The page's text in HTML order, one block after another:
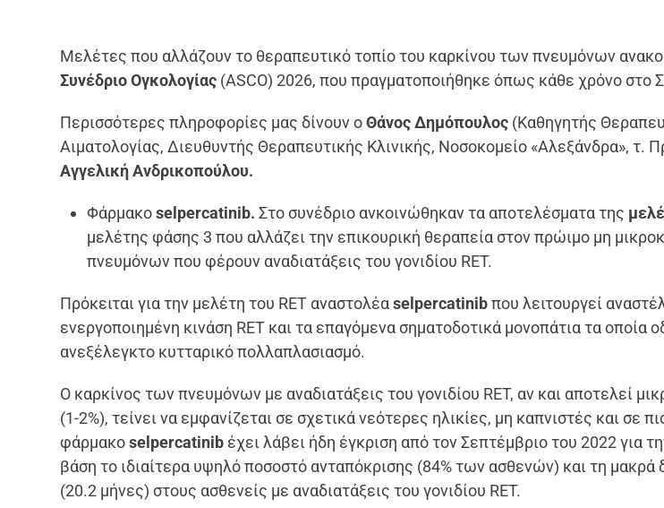
Μελέτες που αλλάζουν το θεραπευτικό τοπίο του καρκίνου των πνευμόνων
Συνέδριο Ογκολογίας (ASCO) 2026, που πραγματοποιήθηκε όπως κάθε χρόνο στο
Περισσότερες πληροφορίες μας δίνουν οΘάνος Δημόπουλος (Καθηγητής
Αιματολογίας, Διευθυντής Θεραπευτικής Κλινικής, Νοσοκομείο «Αλεξάνδρα», τ.
Αγγελική Ανδρικοπούλου.
Φάρμακοselpercatinib.Στο συνέδριο ανκοινώθηκαν τα αποτελέσματα της
μελέτης φάσης 3 που αλλάζει την επικουρική θεραπεία στον πρώιμο μη
πνευμόνων που φέρουν αναδιατάξεις του γονιδίου RET.
Πρόκειται για την μελέτη του RET αναστολέαselpercatinibπου λειτουργεί
ενεργοποιημένη κινάση RET και τα επαγόμενα σηματοδοτικά μονοπάτια τα οποία
ανεξέλεγκτο κυτταρικό πολλαπλασιασμό.
Ο καρκίνος των πνευμόνων με αναδιατάξεις του γονιδίου RET, αν και αποτελεί
(1-2%), τείνει να εμφανίζεται σε σχετικά νεότερες ηλικίες, μη καπνιστές και σε
φάρμακοselpercatinib έχει λάβει ήδη έγκριση από τον Σεπτέμβριο του 2022 για
βάση το ιδιαίτερα υψηλό ποσοστό ανταπόκρισης (84% των ασθενών) και τη μακρά
(20.2 μήνες) στους ασθενείς με αναδιατάξεις του γονιδίου RET.